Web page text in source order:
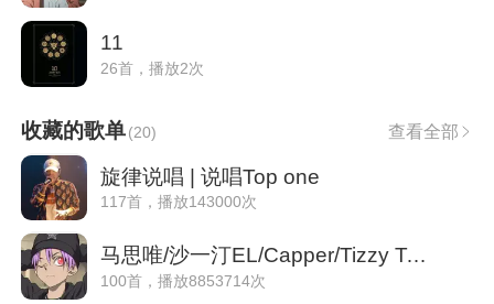
11
26首，播放2次
收藏的歌单(20) 查看全部
旋律说唱 | 说唱Top one
117首，播放143000次
马思唯/沙一汀EL/Capper/Tizzy T./姜云升
100首，播放8853714次